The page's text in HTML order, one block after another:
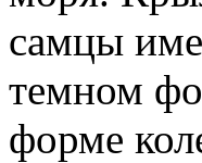
самцы
темном
форме